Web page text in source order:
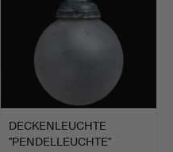
DECKENLEUCHTE
"PENDELLEUCHTE"